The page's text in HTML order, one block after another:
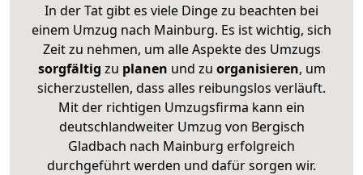
In der Tat gibt es viele Dinge zu beachten bei
einem Umzug nach Mainburg. Es ist wichtig, sich
Zeit zu nehmen, um alle Aspekte des Umzugs
sorgfältig zu planen und zu organisieren, um
sicherzustellen, dass alles reibungslos verläuft.
Mit der richtigen Umzugsfirma kann ein
deutschlandweiter Umzug von Bergisch
Gladbach nach Mainburg erfolgreich
durchgeführt werden und dafür sorgen wir.